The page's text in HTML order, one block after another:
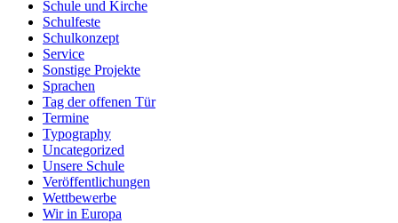
Schule und Kirche
Schulfeste
Schulkonzept
Service
Sonstige Projekte
Sprachen
Tag der offenen Tür
Termine
Typography
Uncategorized
Unsere Schule
Veröffentlichungen
Wettbewerbe
Wir in Europa